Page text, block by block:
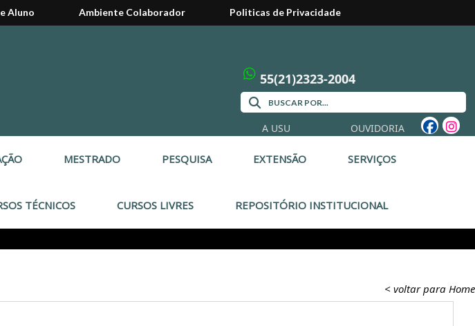
Aluno Ambiente Colaborador Politicas de Privacidade
55(21)2323-2004
A USU OUVIDORIA
MESTRADO PESQUISA EXTENSÃO SERVIÇOS
TÉCNICOS CURSOS LIVRES REPOSITÓRIO INSTITUCIONAL
< voltar para Home